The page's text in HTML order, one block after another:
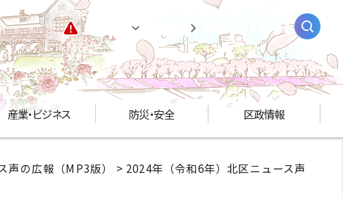
緊急情報 AIチャットボット
産業・ビジネス 防災・安全 区政情報
声の広報（MP3版） > 2024年（令和6年）北区ニュース声